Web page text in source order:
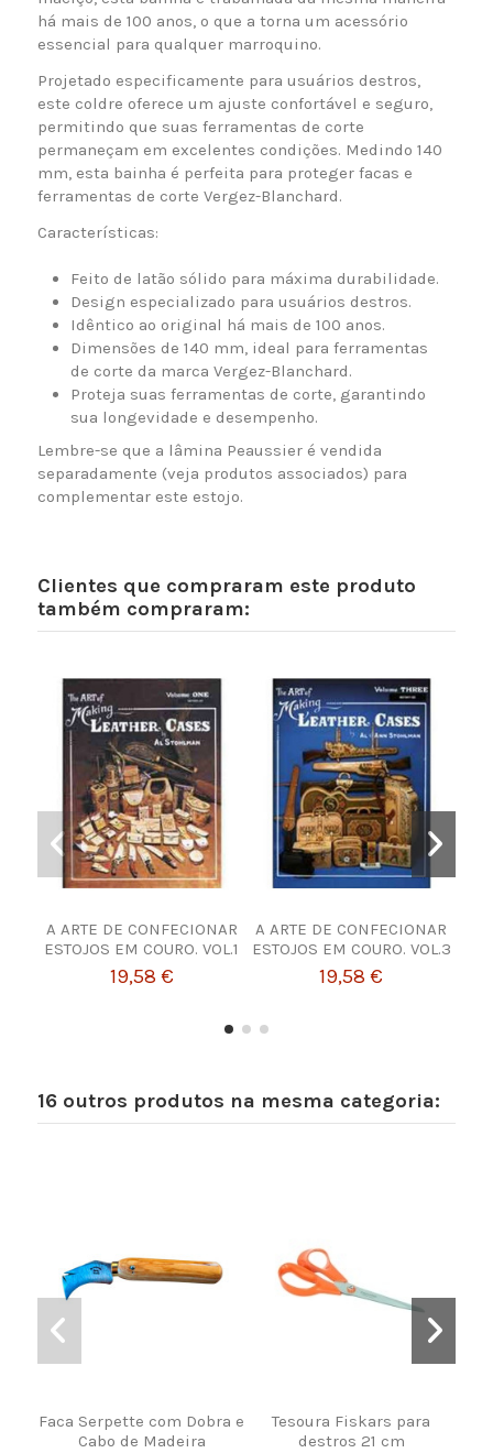
há mais de 100 anos, o que a torna um acessório
essencial para qualquer marroquino.
Projetado especificamente para usuários destros,
este coldre oferece um ajuste confortável e seguro,
permitindo que suas ferramentas de corte
permaneçam em excelentes condições. Medindo 140
mm, esta bainha é perfeita para proteger facas e
ferramentas de corte Vergez-Blanchard.
Características:
Feito de latão sólido para máxima durabilidade.
Design especializado para usuários destros.
Idêntico ao original há mais de 100 anos.
Dimensões de 140 mm, ideal para ferramentas
de corte da marca Vergez-Blanchard.
Proteja suas ferramentas de corte, garantindo
sua longevidade e desempenho.
Lembre-se que a lâmina Peaussier é vendida
separadamente (veja produtos associados) para
complementar este estojo.
Clientes que compraram este produto
também compraram:
A ARTE DE CONFECIONAR
ESTOJOS EM COURO. VOL.1
19,58 €
A ARTE DE CONFECIONAR
ESTOJOS EM COURO. VOL.3
19,58 €
16 outros produtos na mesma categoria:
Faca Serpette com Dobra e
Cabo de Madeira
Tesoura Fiskars para
destros 21 cm